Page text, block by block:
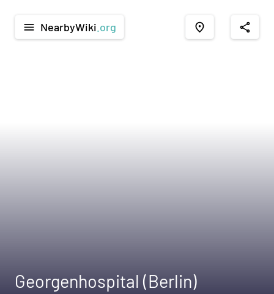
menu NearbyWiki .org place share
Georgenhospital (Berlin)